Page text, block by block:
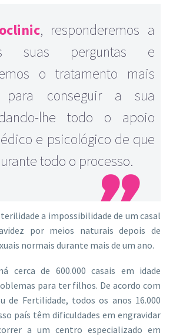
, responderemos a
suas perguntas e
o tratamento mais
para conseguir a sua
lhe todo o apoio
e psicológico de que
todo o processo.

a impossibilidade de um casal
por meios naturais depois de
normais durante mais de um ano.
cerca de 600.000 casais em idade
para ter filhos. De acordo com
de Fertilidade, todos os anos 16.000
país têm dificuldades em engravidar
a um centro especializado em